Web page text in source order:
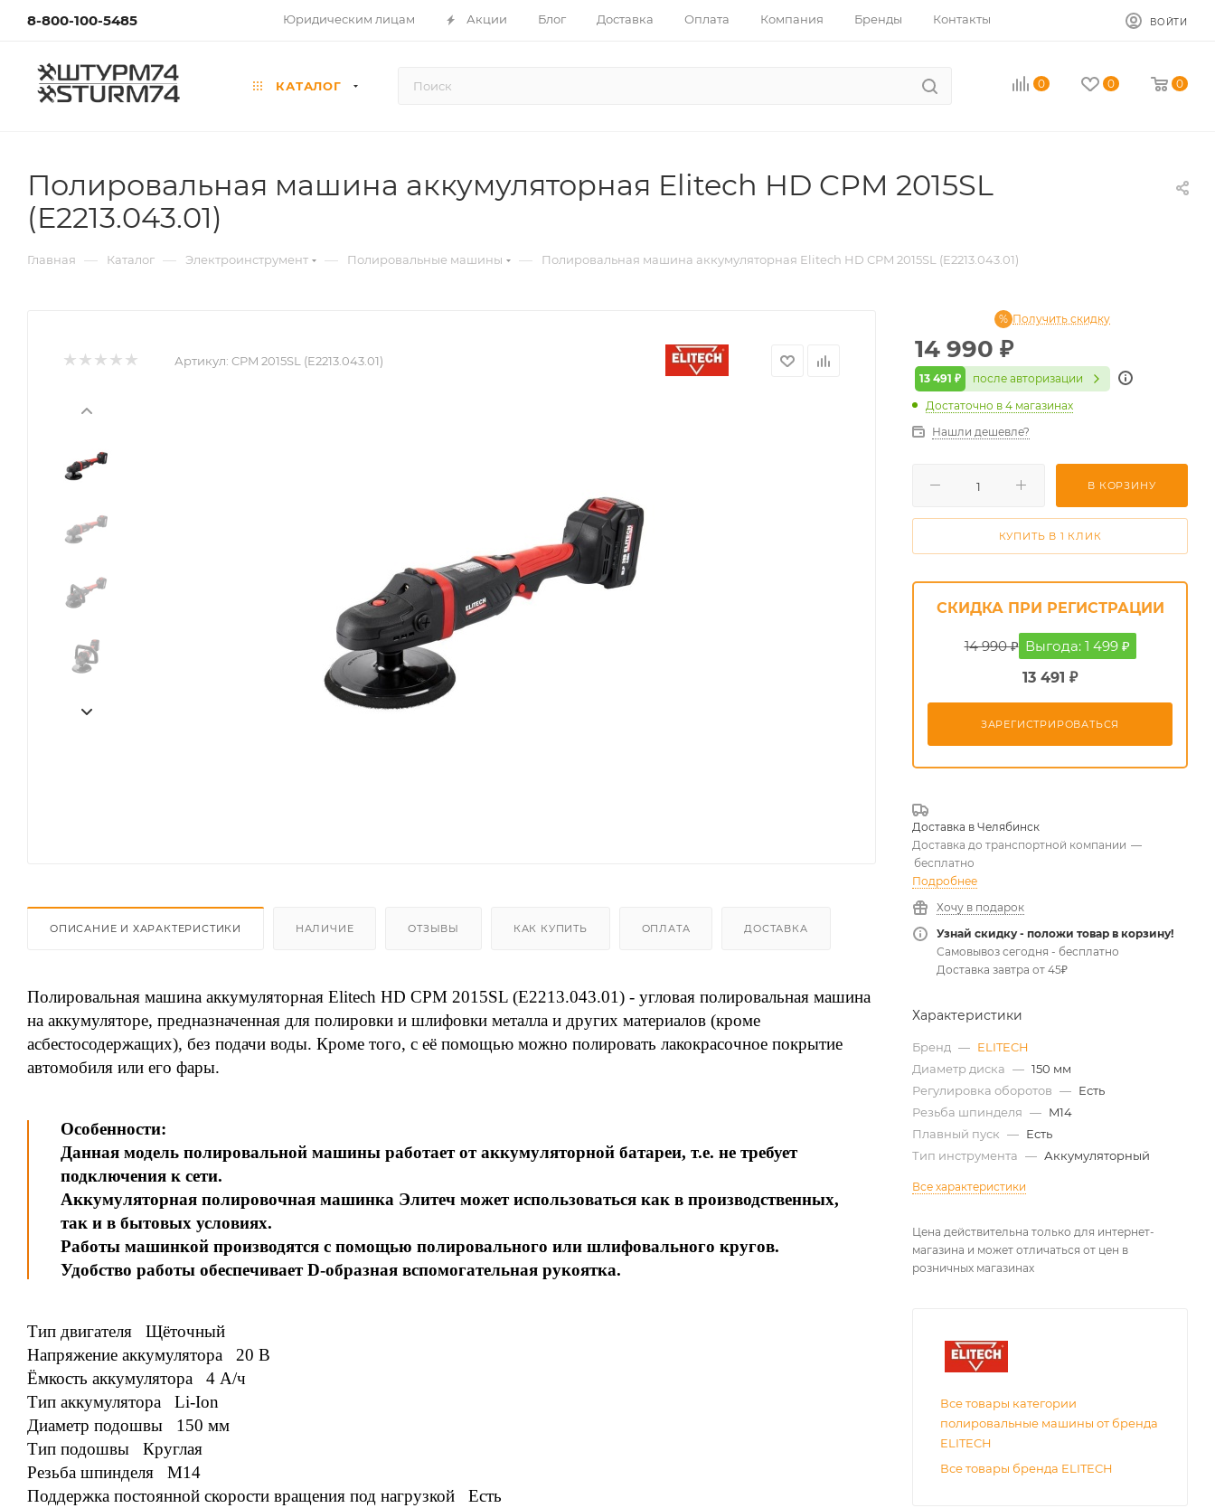
8-800-100-5485 Юридическим лицам Акции Блог Доставка Оплата Компания Бренды Контакты ВОЙТИ
КАТАЛОГ 0 0 0
Полировальная машина аккумуляторная Elitech HD CPM 2015SL
(E2213.043.01)
Главная — Каталог — Электроинструмент — Полировальные машины — Полировальная машина аккумуляторная Elitech HD CPM 2015SL (E2213.043.01)
Артикул: CPM 2015SL (E2213.043.01)
ОПИСАНИЕ И ХАРАКТЕРИСТИКИ НАЛИЧИЕ ОТЗЫВЫ КАК КУПИТЬ ОПЛАТА ДОСТАВКА
Полировальная машина аккумуляторная Elitech HD CPM 2015SL (E2213.043.01) - угловая полировальная машина
на аккумуляторе, предназначенная для полировки и шлифовки металла и других материалов (кроме
асбестосодержащих), без подачи воды. Кроме того, с её помощью можно полировать лакокрасочное покрытие
автомобиля или его фары.
Особенности:
Данная модель полировальной машины работает от аккумуляторной батареи, т.е. не требует
подключения к сети.
Аккумуляторная полировочная машинка Элитеч может использоваться как в производственных,
так и в бытовых условиях.
Работы машинкой производятся с помощью полировального или шлифовального кругов.
Удобство работы обеспечивает D-образная вспомогательная рукоятка.
Тип двигателя Щёточный
Напряжение аккумулятора 20 В
Ёмкость аккумулятора 4 А/ч
Тип аккумулятора Li-Ion
Диаметр подошвы 150 мм
Тип подошвы Круглая
Резьба шпинделя М14
Поддержка постоянной скорости вращения под нагрузкой Есть
14 990 ₽
13 491 ₽ после авторизации
Получить скидку
Достаточно в 4 магазинах
Нашли дешевле?
В КОРЗИНУ
КУПИТЬ В 1 КЛИК
СКИДКА ПРИ РЕГИСТРАЦИИ
14 990 ₽ Выгода: 1 499 ₽
13 491 ₽
ЗАРЕГИСТРИРОВАТЬСЯ
Доставка в Челябинск
Доставка до транспортной компании —
бесплатно
Подробнее
Хочу в подарок
Узнай скидку - положи товар в корзину!
Самовывоз сегодня - бесплатно
Доставка завтра от 45₽
Характеристики
Бренд — ELITECH
Диаметр диска — 150 мм
Регулировка оборотов — Есть
Резьба шпинделя — M14
Плавный пуск — Есть
Тип инструмента — Аккумуляторный
Все характеристики
Цена действительна только для интернет-
магазина и может отличаться от цен в
розничных магазинах
Все товары категории
полировальные машины от бренда
ELITECH
Все товары бренда ELITECH